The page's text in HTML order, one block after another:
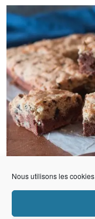
Nous utilisons les